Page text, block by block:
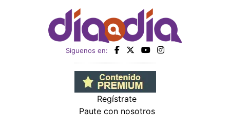
Siguenos en:
Regístrate
Paute con nosotros